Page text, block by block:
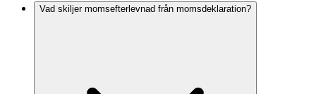
Vad skiljer momsefterlevnad från momsdeklaration?